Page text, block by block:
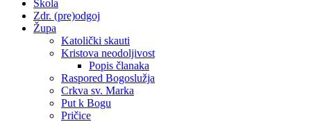
Škola
Zdr. (pre)odgoj
Župa
Katolički skauti
Kristova neodoljivost
Popis članaka
Raspored Bogoslužja
Crkva sv. Marka
Put k Bogu
Pričice